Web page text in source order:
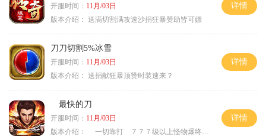
开服时间： 11月/03日
版本介绍： 送满切割满攻速沙捐狂暴赞助皆可嫖
详情
刀刀切割5%冰雪
开服时间： 11月/03日
版本介绍： 送捐献狂暴顶赞时装速来？
详情
最快的刀
开服时间： 11月/03日
版本介绍：
一切靠打 ７７７级以上怪物爆终极
详情